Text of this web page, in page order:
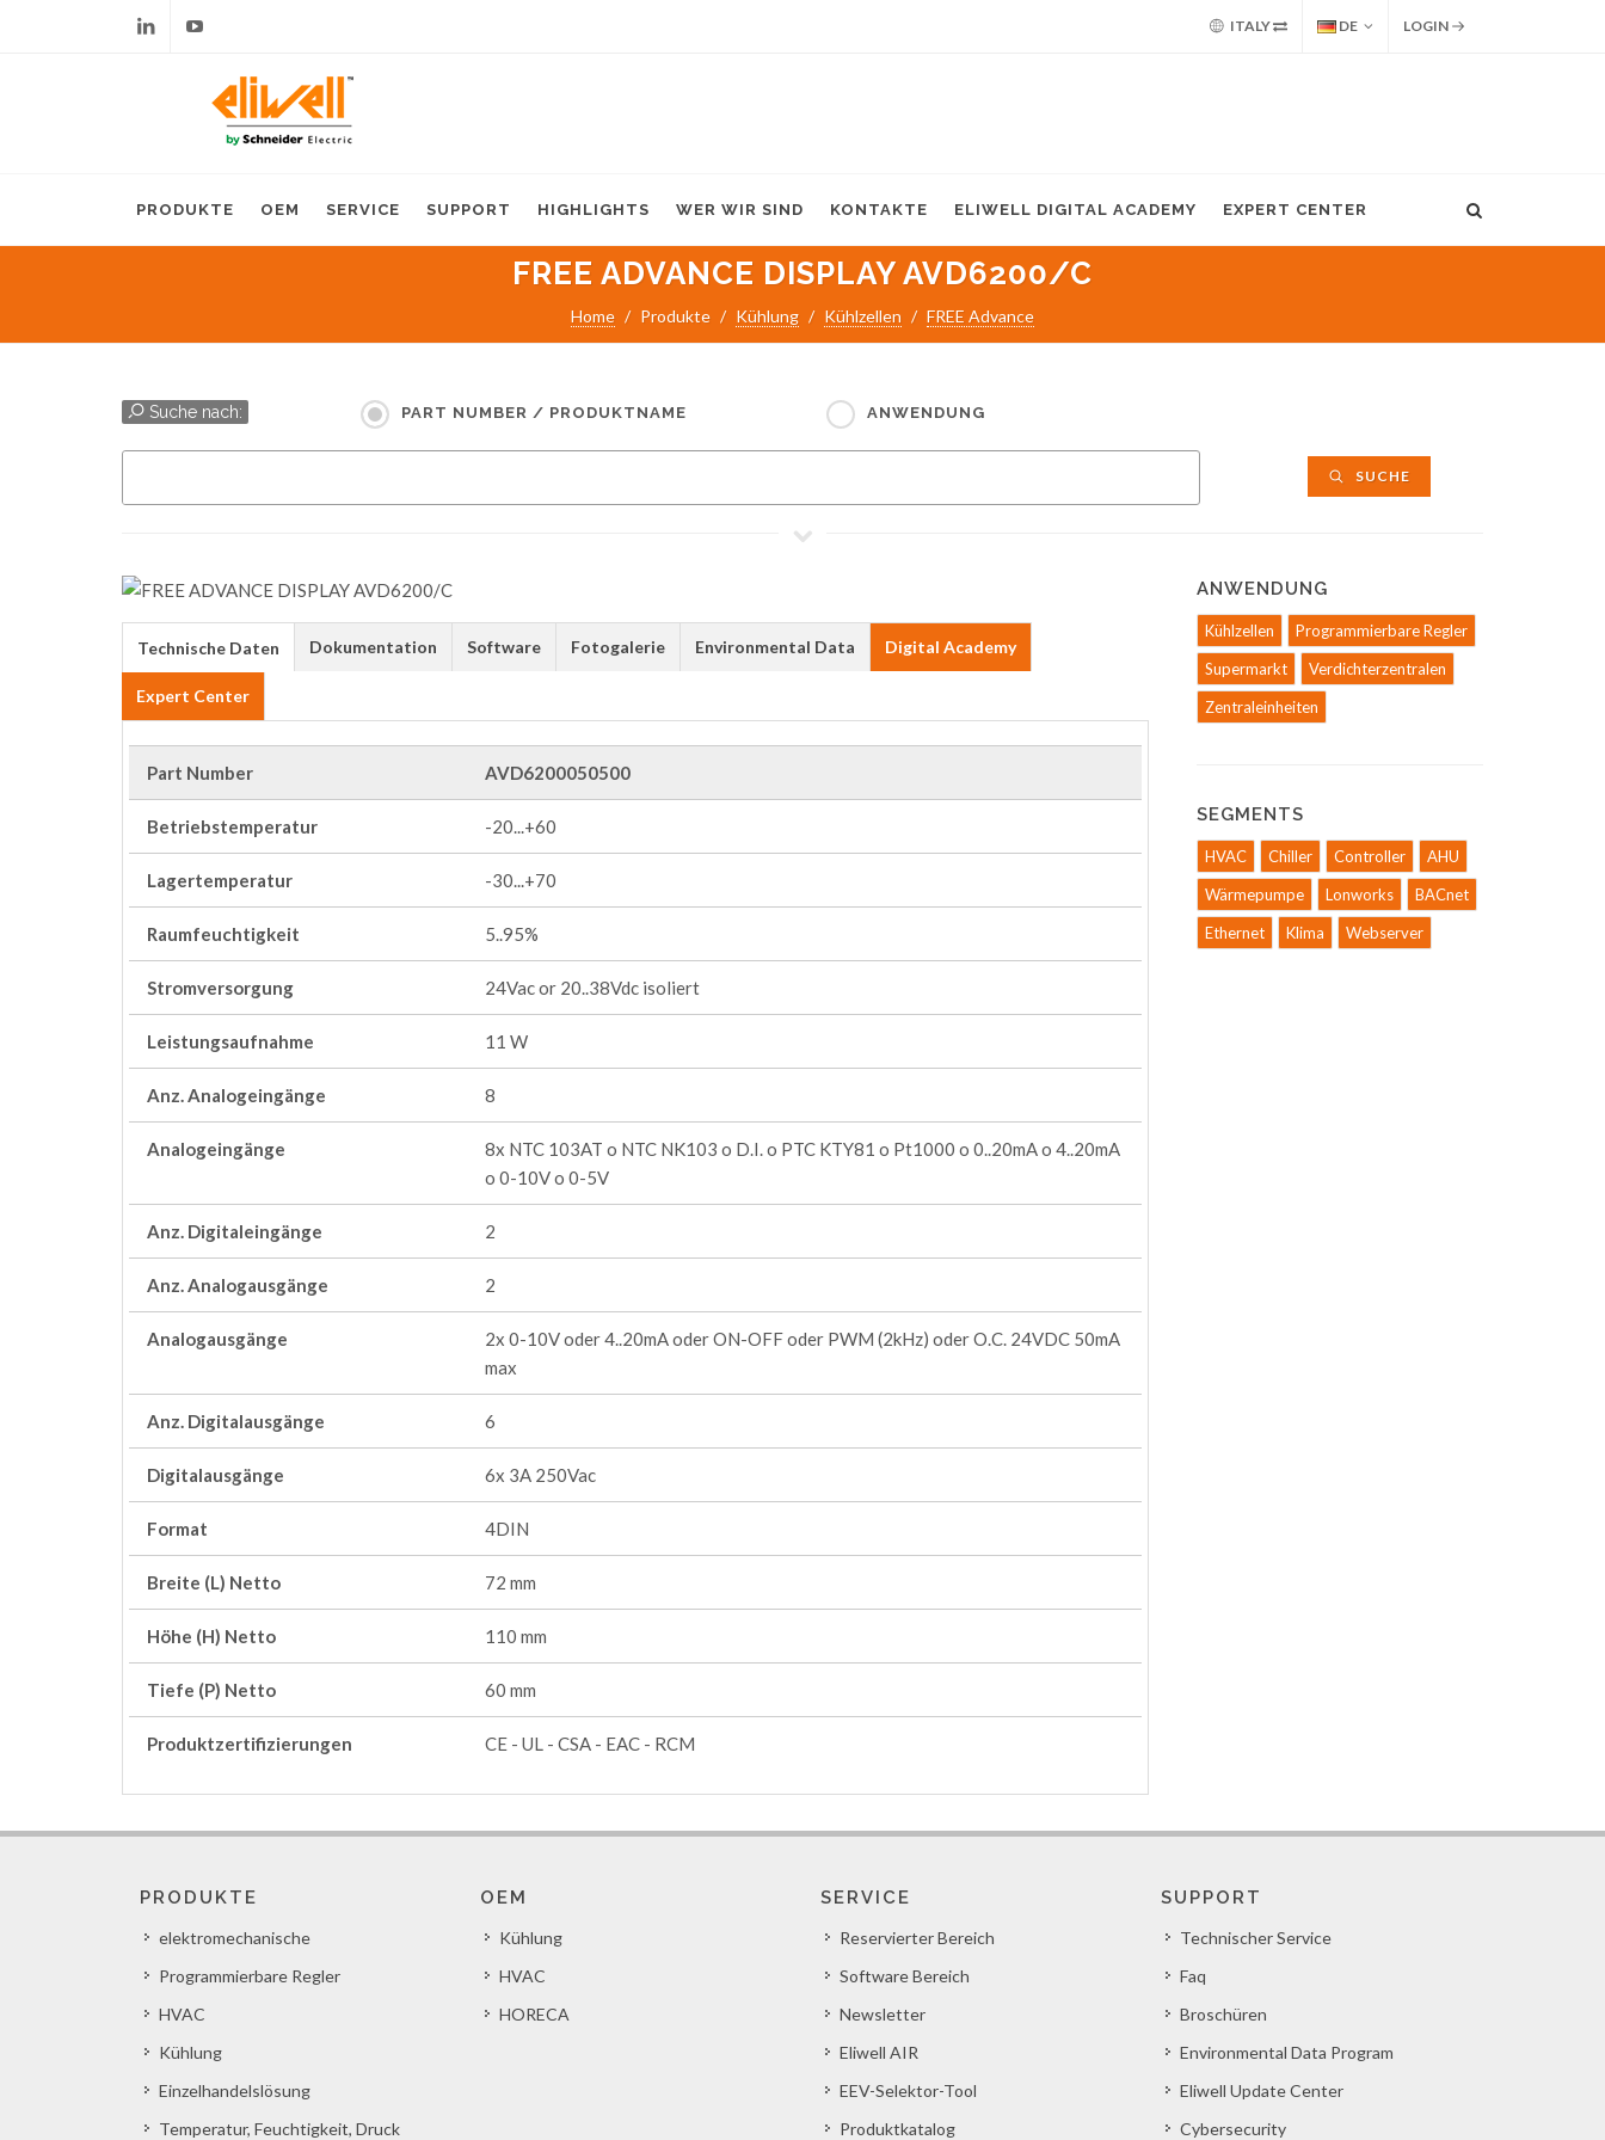
ITALY DE LOGIN
PRODUKTE OEM SERVICE SUPPORT HIGHLIGHTS WER WIR SIND KONTAKTE ELIWELL DIGITAL ACADEMY EXPERT CENTER
FREE ADVANCE DISPLAY AVD6200/C
Home Produkte Kühlung Kühlzellen FREE Advance
Suche nach: PART NUMBER / PRODUKTNAME ANWENDUNG
SUCHE
Technische Daten Dokumentation Software Fotogalerie Environmental Data Digital Academy
Expert Center
Part Number AVD6200050500
Betriebstemperatur -20...+60
Lagertemperatur -30...+70
Raumfeuchtigkeit 5..95%
Stromversorgung 24Vac or 20..38Vdc isoliert
Leistungsaufnahme 11 W
Anz. Analogeingänge 8
Analogeingänge
8x NTC 103AT o NTC NK103 o D.I. o PTC KTY81 o Pt1000 o 0..20mA o 4..20mA
o 0-10V o 0-5V
Anz. Digitaleingänge 2
Anz. Analogausgänge 2
Analogausgänge
2x 0-10V oder 4..20mA oder ON-OFF oder PWM (2kHz) oder O.C. 24VDC 50mA
max
Anz. Digitalausgänge 6
Digitalausgänge 6x 3A 250Vac
Format 4DIN
Breite (L) Netto 72 mm
Höhe (H) Netto 110 mm
Tiefe (P) Netto 60 mm
Produktzertifizierungen CE - UL - CSA - EAC - RCM
ANWENDUNG
Kühlzellen
Programmierbare Regler
Supermarkt
Verdichterzentralen
Zentraleinheiten
SEGMENTS
HVAC Chiller Controller
AHU
Wärmepumpe
Lonworks
BACnet
Ethernet
Klima Webserver
PRODUKTE
elektromechanische
Programmierbare Regler
HVAC
Kühlung
Einzelhandelslösung
Temperatur, Feuchtigkeit, Druck
OEM
Kühlung
HVAC
HORECA
SERVICE
Reservierter Bereich
Software Bereich
Newsletter
Eliwell AIR
EEV-Selektor-Tool
Produktkatalog
SUPPORT
Technischer Service
Faq
Broschüren
Environmental Data Program
Eliwell Update Center
Cybersecurity